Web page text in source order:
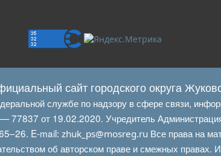
сайт городского округа
службе по надзору в сфере связи,
от 19.02.2020. Учредитель Администрация
E‑mail: zhuk_ps@mosreg.ruВсе права на
об авторском праве и смежных правах.